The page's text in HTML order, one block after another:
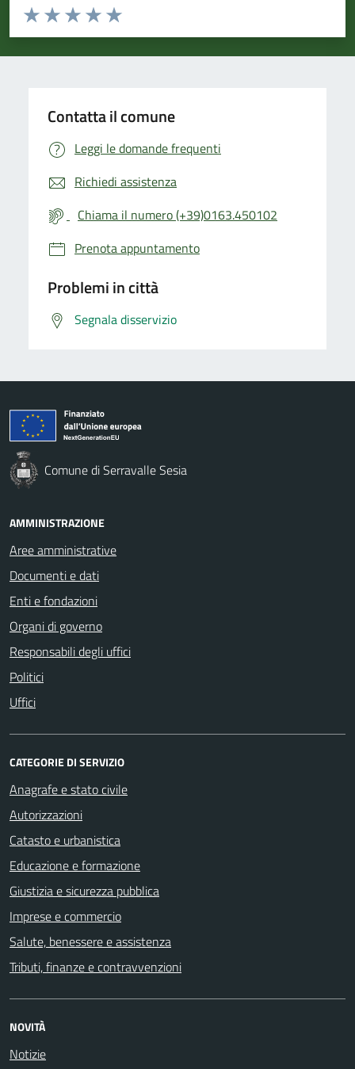
Valuta da 1 a 5 stelle la pagina
Valuta 5 stelle su 5
Valuta 4 stelle su 5
Valuta 3 stelle su 5
Valuta 2 stelle su 5
Valuta 1 stelle su 5
Contatta il comune
Leggi le domande frequenti
Richiedi assistenza
Chiama il numero (+39)0163.450102
Prenota appuntamento
Problemi in città
Segnala disservizio
Comune di Serravalle Sesia
AMMINISTRAZIONE
Aree amministrative
Documenti e dati
Enti e fondazioni
Organi di governo
Responsabili degli uffici
Politici
Uffici
CATEGORIE DI SERVIZIO
Anagrafe e stato civile
Autorizzazioni
Catasto e urbanistica
Educazione e formazione
Giustizia e sicurezza pubblica
Imprese e commercio
Salute, benessere e assistenza
Tributi, finanze e contravvenzioni
NOVITÀ
Notizie